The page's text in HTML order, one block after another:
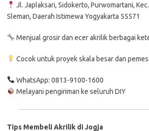
Jl. Japlaksari, Sidokerto, Purwomartani,
Sleman, Daerah Istimewa Yogyakarta 55571
Menjual grosirdan ecerakrilikberbagai
Cocokuntukproyekskala besardan
WhatsApp: 0813-9100-1600
Melayani pengiriman ke seluruh DIY
Tips MembeliAkrilik diJogja